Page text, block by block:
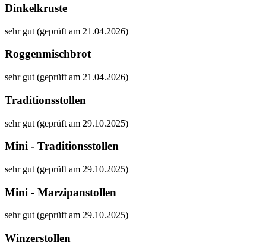
Dinkelkruste
sehr gut (geprüft am 21.04.2026)
Roggenmischbrot
sehr gut (geprüft am 21.04.2026)
Traditionsstollen
sehr gut (geprüft am 29.10.2025)
Mini - Traditionsstollen
sehr gut (geprüft am 29.10.2025)
Mini - Marzipanstollen
sehr gut (geprüft am 29.10.2025)
Winzerstollen